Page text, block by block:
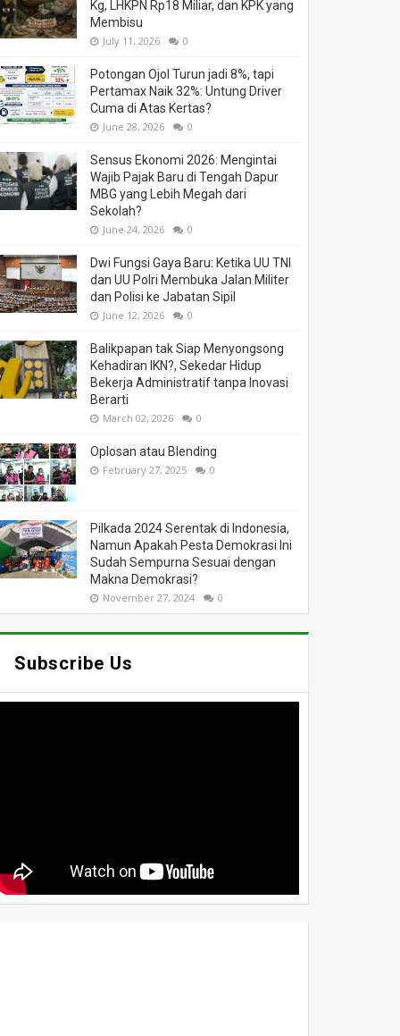
Kg, LHKPN Rp18 Miliar, dan KPK yang
Membisu
July 11, 2026 0
Potongan Ojol Turun jadi 8%, tapi
Pertamax Naik 32%: Untung Driver
Cuma di Atas Kertas?
June 28, 2026 0
Sensus Ekonomi 2026: Mengintai
Wajib Pajak Baru di Tengah Dapur
MBG yang Lebih Megah dari
Sekolah?
June 24, 2026 0
Dwi Fungsi Gaya Baru: Ketika UU TNI
dan UU Polri Membuka Jalan Militer
dan Polisi ke Jabatan Sipil
June 12, 2026 0
Balikpapan tak Siap Menyongsong
Kehadiran IKN?, Sekedar Hidup
Bekerja Administratif tanpa Inovasi
Berarti
March 02, 2026 0
Oplosan atau Blending
February 27, 2025 0
Pilkada 2024 Serentak di Indonesia,
Namun Apakah Pesta Demokrasi Ini
Sudah Sempurna Sesuai dengan
Makna Demokrasi?
November 27, 2024 0
Subscribe Us